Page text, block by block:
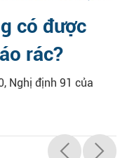
có được
rác?
Nghị định 91 của